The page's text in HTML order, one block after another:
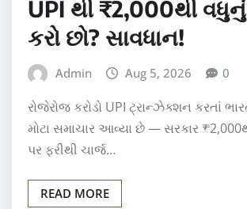
UPI થી ₹2,000થી
કરો છો? સાવધાન!
Admin Aug 5, 2026 0
રોજેરોજ કરોડો UPI ટ્રાન્ઝેક્શન કરતાં
મોટા સમાચાર આવ્યા છે — સરકાર
પર ફરીથી ચાર્જ…
READ MORE